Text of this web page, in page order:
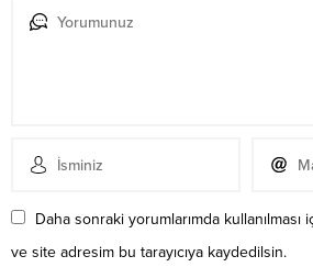
Daha sonraki yorumlarımda kullanılması
ve site adresim bu tarayıcıya kaydedilsin.